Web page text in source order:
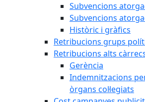
Subvencions
Subvencions
Històric i gràfics
Retribucions grups
Retribucions alts
Gerència
Indemnitzacions
òrgans col·legiats